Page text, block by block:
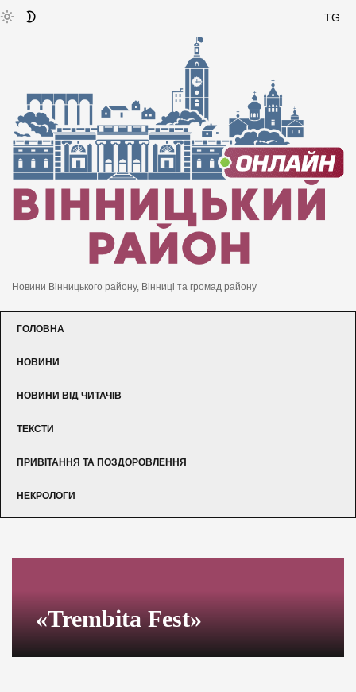
TG
Новини Вінницького району, Вінниці та громад району
ГОЛОВНА
НОВИНИ
НОВИНИ ВІД ЧИТАЧІВ
ТЕКСТИ
ПРИВІТАННЯ ТА ПОЗДОРОВЛЕННЯ
НЕКРОЛОГИ
«Trembita Fest»